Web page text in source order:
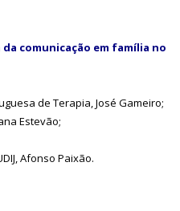
comunicação em família no
de Terapia, José Gameiro;
Estevão;
Afonso Paixão.